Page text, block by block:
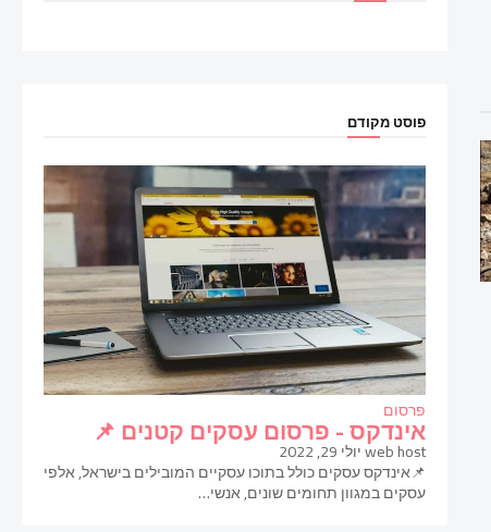
פוסט מקודם
פרסום
אינדקס - פרסום עסקים קטנים 📌
web hostיולי 29, 2022
📌אינדקס עסקים כולל בתוכו עסקיים המובילים בישראל, אלפי
עסקים במגוון תחומים שונים, אנשי…